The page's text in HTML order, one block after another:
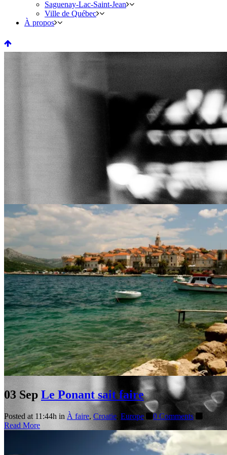
Saguenay-Lac-Saint-Jean
Ville de Québec
À propos
03 Sep Le Ponant sait faire
Posted at 11:44h in À faire, Croatie, Europe
0 Comments
Read More